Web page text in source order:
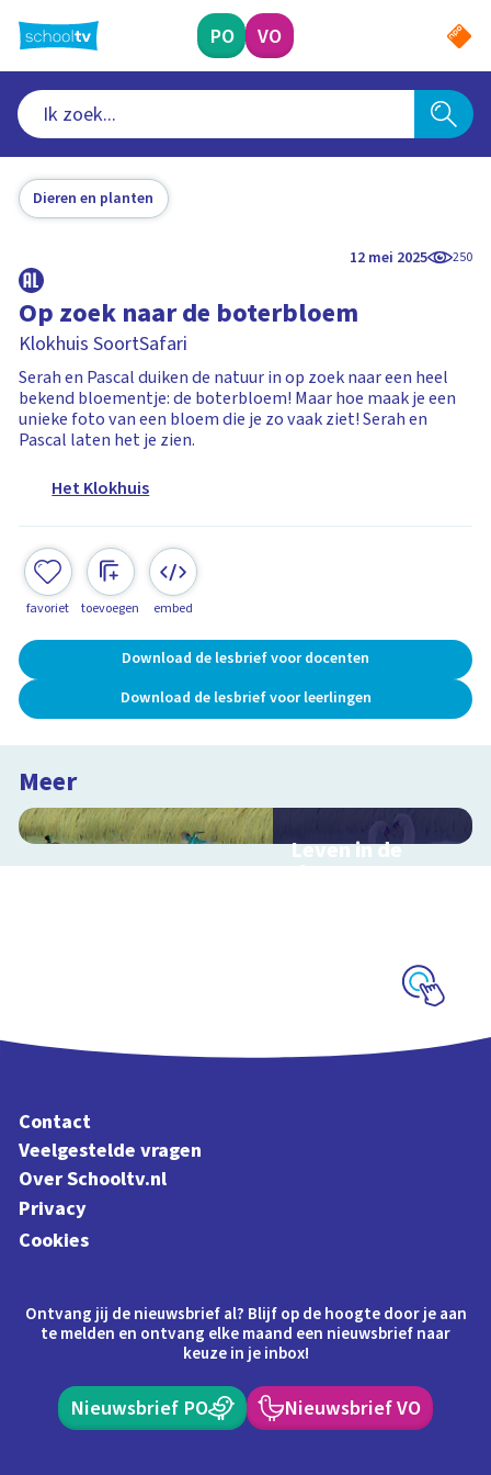
naar
hoofdinhoud
PO VO
Dieren en planten
12 mei 2025 250
Op zoek naar de boterbloem
Klokhuis SoortSafari
Serah en Pascal duiken de natuur in op zoek naar een heel
bekend bloementje: de boterbloem! Maar hoe maak je een
unieke foto van een bloem die je zo vaak ziet! Serah en
Pascal laten het je zien.
Het Klokhuis
favoriet toevoegen embed
Download de lesbrief voor docenten
Download de lesbrief voor leerlingen
Meer
Leven in de
sloot
Contact
Veelgestelde vragen
Over Schooltv.nl
Privacy
Cookies
Ontvang jij de nieuwsbrief al? Blijf op de hoogte door je aan
te melden en ontvang elke maand een nieuwsbrief naar
keuze in je inbox!
Nieuwsbrief PO Nieuwsbrief VO